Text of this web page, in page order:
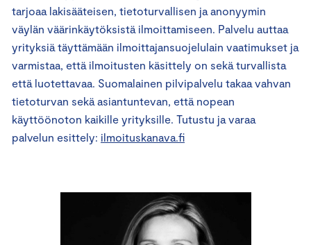
tarjoaa lakisääteisen, tietoturvallisen ja anonyymin
väylän väärinkäytöksistä ilmoittamiseen. Palvelu auttaa
yrityksiä täyttämään ilmoittajansuojelulain vaatimukset ja
varmistaa, että ilmoitusten käsittely on sekä turvallista
että luotettavaa. Suomalainen pilvipalvelu takaa vahvan
tietoturvan sekä asiantuntevan, että nopean
käyttöönoton kaikille yrityksille. Tutustu ja varaa
palvelun esittely: ilmoituskanava.fi